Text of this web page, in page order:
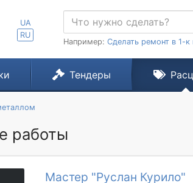
UA
RU
Например: Сделать ремонт в 1-к
Тендеры
работы
Мастер "Руслан Курило"